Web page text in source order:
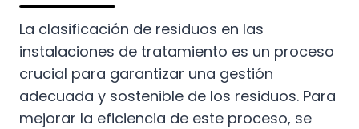
La clasificación de residuos en las
instalaciones de tratamiento es un proceso
crucial para garantizar una gestión
adecuada y sostenible de los residuos. Para
mejorar la eficiencia de este proceso, se